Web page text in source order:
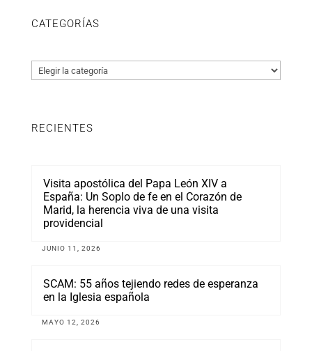
CATEGORÍAS
Categorías
RECIENTES
Visita apostólica del Papa León XIV a
España: Un Soplo de fe en el Corazón de
Marid, la herencia viva de una visita
providencial
JUNIO 11, 2026
SCAM: 55 años tejiendo redes de esperanza
en la Iglesia española
MAYO 12, 2026